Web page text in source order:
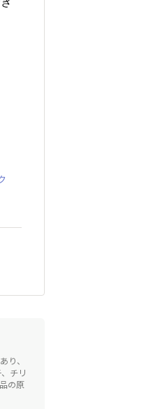
り、
チリ
の原